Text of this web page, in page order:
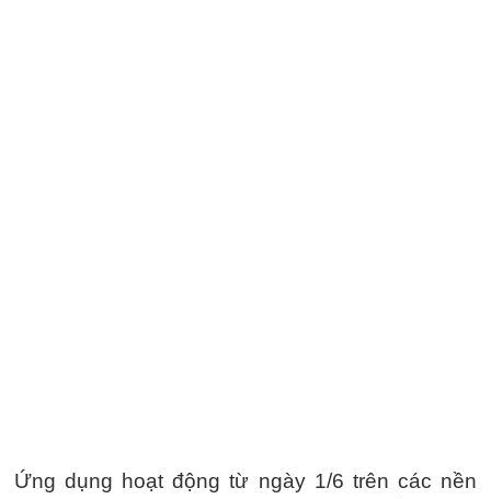
Ứng dụng hoạt động từ ngày 1/6 trên các nền